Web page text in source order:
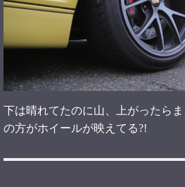
下は晴れてたのに山、上がったら
の方がホイールが映えてる?!